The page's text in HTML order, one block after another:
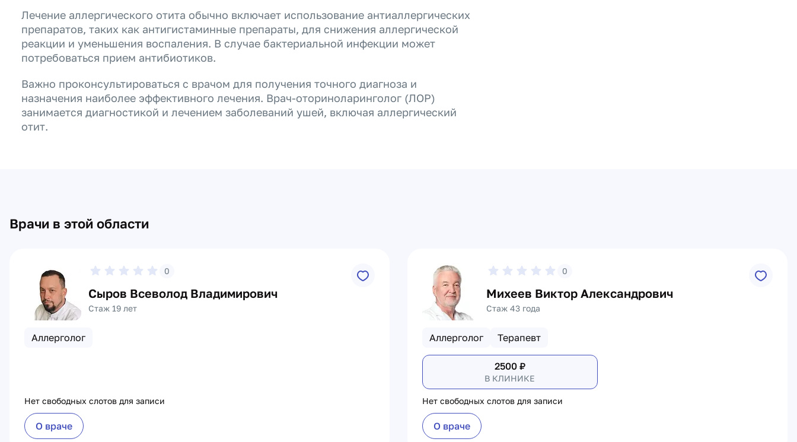
Лечение аллергического отита обычно включает использование антиаллергических
препаратов, таких как антигистаминные препараты, для снижения аллергической
реакции и уменьшения воспаления. В случае бактериальной инфекции может
потребоваться прием антибиотиков.
Важно проконсультироваться с врачом для получения точного диагноза и
назначения наиболее эффективного лечения. Врач-оториноларинголог (ЛОР)
занимается диагностикой и лечением заболеваний ушей, включая аллергический
отит.
Врачи в этой области
0
Сыров Всеволод Владимирович
Стаж 19 лет
Аллерголог
Нет свободных слотов для записи
О враче
0
Михеев Виктор Александрович
Стаж 43 года
Аллерголог Терапевт
2500₽
В КЛИНИКЕ
Нет свободных слотов для записи
О враче